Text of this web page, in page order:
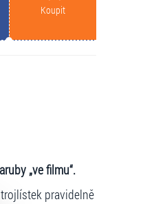
Koupit
„ve filmu“.
trojlístek pravidelně